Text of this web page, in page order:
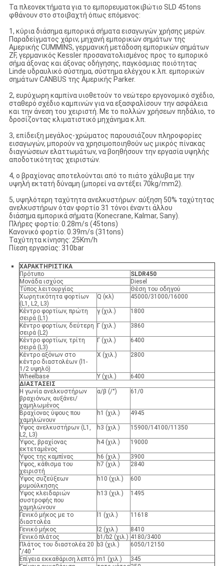
Τα πλεονεκτήματα για το εμπορευματοκιβώτιο SLD 45tons
φθάνουν στο στοιβαχτή όπως επόμενος:
1, κύρια διάσημα εμπορικά σήματα εισαγωγών χρήσης μερών.
Παραδείγματος χάριν, μηχανή εμπορικών σημάτων της
Αμερικής CUMMINS, γερμανική μετάδοση εμπορικών σημάτων
ZF, γερμανικός Kessler προσανατολισμένος προς το εμπορικό
σήμα άξονας και άξονας οδήγησης, παγκόσμιας ποιότητας
Linde υδραυλικό σύστημα, σύστημα ελέγχου κ.λπ. εμπορικών
σημάτων CANBUS της Αμερικής Parker.
2, ευρύχωρη καμπίνα υιοθετούν το νεώτερο εργονομικό σχέδιο,
σταθερό σχέδιο καμπινών για να εξασφαλίσουν την ασφάλεια
και την άνεση του χειριστή. Με το πολλών χρήσεων πηδάλιο, το
δροσίζοντας κλιματιστικό μηχάνημα κ.λπ.
3, επίδειξη μεγάλος-χρώματος παρουσιάζουν πληροφορίες
εισαγωγών, μπορούν να χρησιμοποιηθούν ως μικρός πίνακας
διαγνώσεων ελαττωμάτων, να βοηθήσουν την εργασία υψηλής
αποδοτικότητας χειριστών.
4, ο βραχίονας αποτελούνται από το πιάτο χάλυβα με την
υψηλή εκτατή δύναμη (μπορεί να αντέξει 70kg/mm2).
5, υψηλότερη ταχύτητα ανελκυστήρων: αύξηση 50% ταχύτητας
ανελκυστήρων όταν φορτίο 31 τόνοι έναντι άλλου
διάσημα εμπορικά σήματα (Konecrane, Kalmar, Sany).
Πλήρες φορτίο: 0.28m/s (45tons)
Κανονικό φορτίο: 0.39m/s (31tons)
Ταχύτητα κίνησης: 25Km/h
Πίεση εργασίας: 310bar
ΧΑΡΑΚΤΗΡΙΣΤΙΚΑ
Πρότυπο
SLDR450
Μονάδα ισχύος
Diesel
Τύπος λειτουργίας
Θέση του οδηγού
Χωρητικότητα φορτίων
(L1, L2, L3)
Q (κλ) 45000/31000/16000
Κέντρο φορτίων, πρώτη
σειρά (L1)
γ (χιλ.) 1800
Κέντρο φορτίων, δεύτερη
σειρά (L2)
Γ (χιλ.) 3860
Κέντρο φορτίων, τρίτη
σειρά (L3)
Γ (χιλ.) 6400
Κέντρο αξόνων στο
κέντρο διαστολέων (l1-
1/2 υψηλό)
Χ (χιλ.) 2800
Wheelbase Υ (χιλ.)
6400
ΔΙΑΣΤΑΣΕΙΣ
Η γωνία ανελκυστήρων
βραχιόνων, αυξάνει/
χαμηλωμένος
α/β (/°) 61/0
Βραχίονας ύψους που
χαμηλώνουν
h1 (χιλ.) 4945
Ύψος ανελκυστήρων (L1,
L2, L3)
h3 (χιλ.) 15900/14100/11350
Ύψος, βραχίονας
εκτεταμένος
h4 (χιλ.) 19000
Ύψος της καμπίνας h6 (χιλ.)
3900
Ύψος, κάθισμα του
χειριστή
h7 (χιλ.) 2840
Ύψος συζεύξεων
ρυμούλκησης
h10 (χιλ.) 600
Ύψος κλειδαριών
συστροφής που
χαμηλώνουν
h13 (χιλ.) 1495
Γενικό μήκος με το
διαστολέα
l1 (χιλ.) 11618
Γενικό μήκος l2 (χιλ.)
8410
Γενικό πλάτος
b1/b2 (χιλ.) 4180/3400
Πλάτος του διαστολέα 20
"/40 "
b3 (χιλ.) 6050/12150
Επίγεια εκκαθάριση λεπτό. m1 (χιλ.)
345